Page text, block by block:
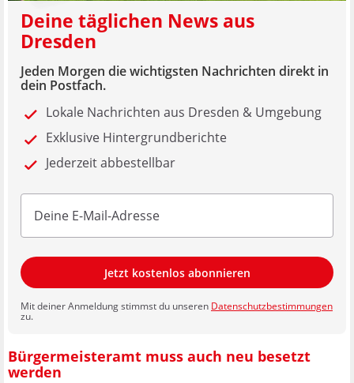
Deine täglichen News aus
Dresden
Jeden Morgen die wichtigsten Nachrichten direkt in
dein Postfach.
Lokale Nachrichten aus Dresden & Umgebung
Exklusive Hintergrundberichte
Jederzeit abbestellbar
Jetzt kostenlos abonnieren
Mit deiner Anmeldung stimmst du unseren Datenschutzbestimmungen
zu.
Bürgermeisteramt muss auch neu besetzt
werden